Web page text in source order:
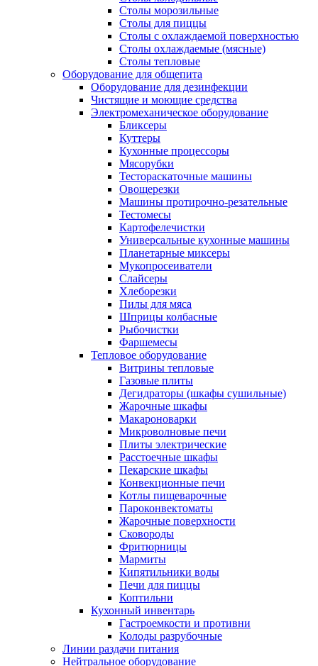
Столы морозильные
Столы для пиццы
Столы с охлаждаемой поверхностью
Столы охлаждаемые (мясные)
Столы тепловые
Оборудование для общепита
Оборудование для дезинфекции
Чистящие и моющие средства
Электромеханическое оборудование
Бликсеры
Куттеры
Кухонные процессоры
Мясорубки
Тестораскаточные машины
Овощерезки
Машины протирочно-резательные
Тестомесы
Картофелечистки
Универсальные кухонные машины
Планетарные миксеры
Мукопросеиватели
Слайсеры
Хлеборезки
Пилы для мяса
Шприцы колбасные
Рыбочистки
Фаршемесы
Тепловое оборудование
Витрины тепловые
Газовые плиты
Дегидраторы (шкафы сушильные)
Жарочные шкафы
Макароноварки
Микроволновые печи
Плиты электрические
Расстоечные шкафы
Пекарские шкафы
Конвекционные печи
Котлы пищеварочные
Пароконвектоматы
Жарочные поверхности
Сковороды
Фритюрницы
Мармиты
Кипятильники воды
Печи для пиццы
Коптильни
Кухонный инвентарь
Гастроемкости и противни
Колоды разрубочные
Линии раздачи питания
Нейтральное оборудование